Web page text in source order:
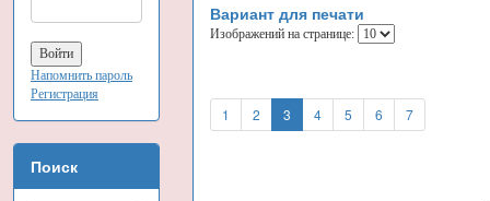
Напомнить пароль
Регистрация
Поиск
Вариант для печати
Изображений на странице:
1 2 3 4 5 6 7